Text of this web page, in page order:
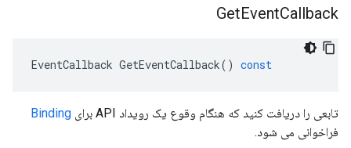
GetEventCallback
EventCallback GetEventCallback() const
تابعی را دریافت کنید که هنگام وقوع یک رویداد API برای
Binding
فراخوانی می شود.